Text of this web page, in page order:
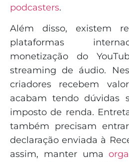
podcasters.
Além disso, existem
plataformas
monetização do
streaming de áudio.
criadores recebem
acabam tendo dúvidas
imposto de renda.
também precisam
declaração enviada à
assim, manter uma